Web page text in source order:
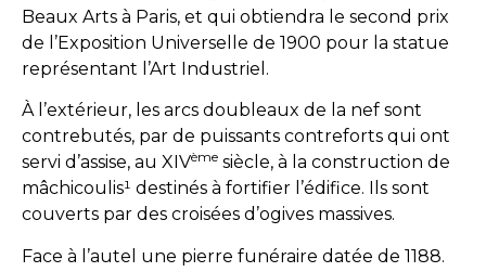
Beaux Arts à Paris, et qui obtiendra le second prix
de l’Exposition Universelle de 1900 pour la statue
représentant l’Art Industriel.
À l’extérieur, les arcs doubleaux de la nef sont
contrebutés, par de puissants contreforts qui ont
servi d’assise, au XIVème siècle, à la construction de
mâchicoulis¹ destinés à fortifier l’édifice. Ils sont
couverts par des croisées d’ogives massives.
Face à l’autel une pierre funéraire datée de 1188.